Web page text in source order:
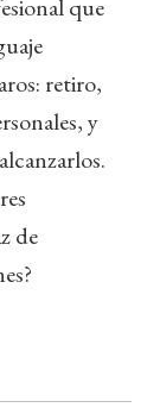
que
retiro,
y
de